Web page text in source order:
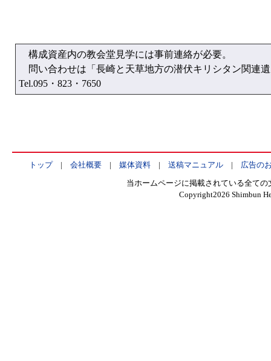
構成資産内の教会堂見学には事前連絡が必要。
問い合わせは「長崎と天草地方の潜伏キリシタン関連
Tel.095・823・7650
トップ| 会社概要| 媒体資料| 送稿マニュアル| 広告の
当ホームページに掲載されている全て
Copyright2026 Shimbun